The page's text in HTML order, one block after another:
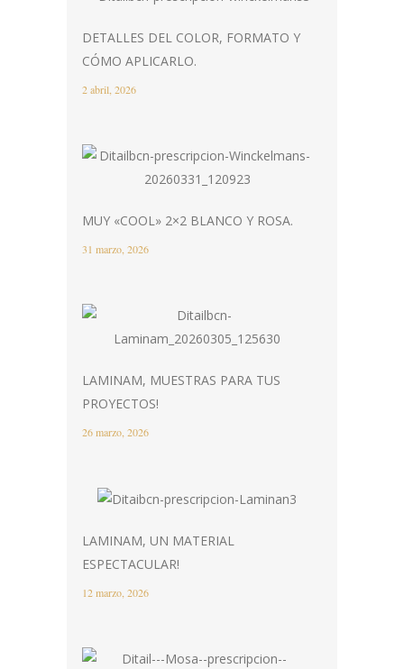
DETALLES DEL COLOR, FORMATO Y
CÓMO APLICARLO.
2 abril, 2026
MUY «COOL» 2×2 BLANCO Y ROSA.
31 marzo, 2026
LAMINAM, MUESTRAS PARA TUS
PROYECTOS!
26 marzo, 2026
LAMINAM, UN MATERIAL
ESPECTACULAR!
12 marzo, 2026